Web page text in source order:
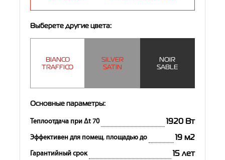
Выберете другие цвета:
BIANCO
TRAFFICO
SILVER
SATIN
NOIR
SABLE
Основные параметры:
Теплоотдача при Δt 70 1920 Вт
Эффективен для помещ. площадью до 19 м2
Гарантийный срок 15 лет